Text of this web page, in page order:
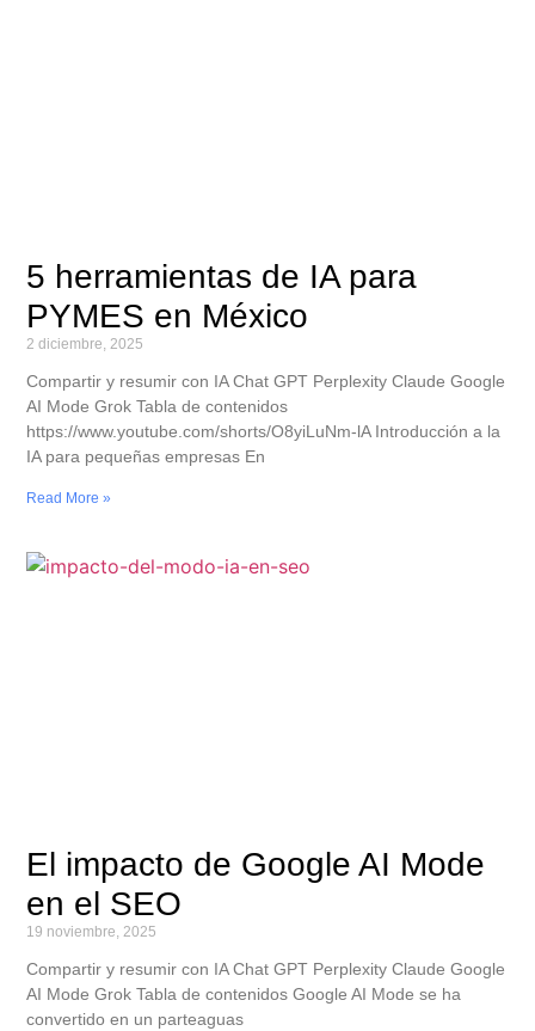
5 herramientas de IA para
PYMES en México
2 diciembre, 2025
Compartir y resumir con IA Chat GPT Perplexity Claude Google
AI Mode Grok Tabla de contenidos
https://www.youtube.com/shorts/O8yiLuNm-lA Introducción a la
IA para pequeñas empresas En
Read More »
El impacto de Google AI Mode
en el SEO
19 noviembre, 2025
Compartir y resumir con IA Chat GPT Perplexity Claude Google
AI Mode Grok Tabla de contenidos Google AI Mode se ha
convertido en un parteaguas